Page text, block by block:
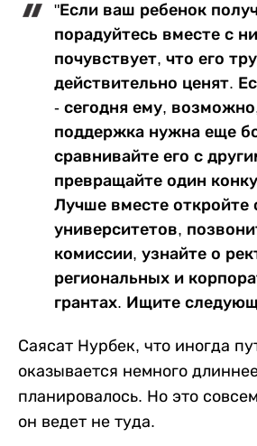
"Если ваш ребенок
порадуйтесь вместе с
почувствует, что его
действительно ценят.
- сегодня ему,
поддержка нужна еще
сравнивайте его с
превращайте один
Лучше вместе откройте
университетов,
комиссии, узнайте о
региональных и
грантах. Ищите
Саясат Нурбек, что иногда
оказывается немного
планировалось. Но это
он ведет не туда.